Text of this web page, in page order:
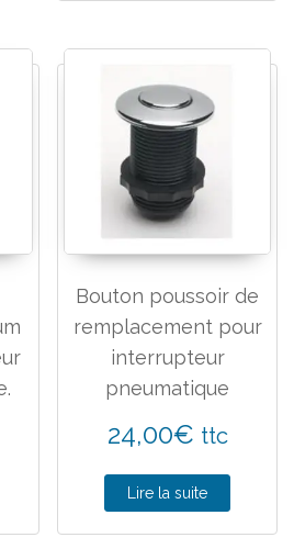
Bouton poussoir de
remplacement pour
interrupteur
pneumatique
24,00€ ttc
Lire la suite